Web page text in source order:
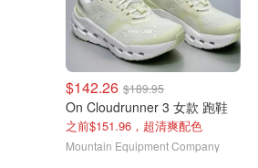
$142.26 $189.95
On Cloudrunner 3 女款 跑鞋
之前$151.96，超清爽配色
Mountain Equipment Company